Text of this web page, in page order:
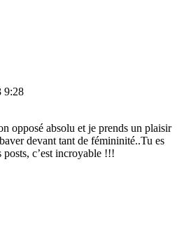
9:28
opposé absolu et je prends un plaisir
devant tant de fémininité..Tu es
posts, c’est incroyable !!!